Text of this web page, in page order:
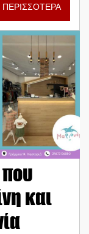
ΠΕΡΙΣΣΟΤΕΡΑ
και